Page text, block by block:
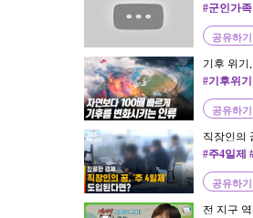
#군인가
공유하기
기후 위
사이언스
#기후위
공유하기
직장인의
경제
#주4일제
간단축
공유하기
전 지구